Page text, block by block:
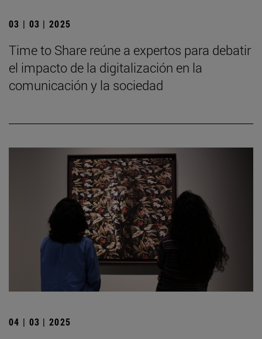
03 | 03 | 2025
Time to Share reúne a expertos para debatir
el impacto de la digitalización en la
comunicación y la sociedad
04 | 03 | 2025